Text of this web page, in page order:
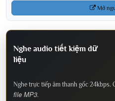
Mở
Nghe audio tiết kiệm dữ
liệu
Nghe trực tiếp âm thanh gốc 24kbps.
file MP3.